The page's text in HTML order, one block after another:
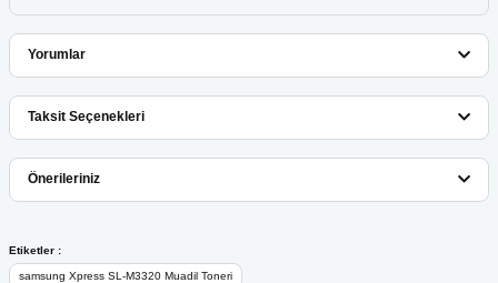
Yorumlar
Bu ürüne ilk yorumu siz yapın!
Taksit Seçenekleri
Önerileriniz
Bu ürünün fiyat bilgisi, resim, ürün açıklamalarında ve diğer
konularda yetersiz gördüğünüz noktaları öneri formunu kullanarak
Etiketler :
samsung Xpress SL-M3320 Muadil Toneri